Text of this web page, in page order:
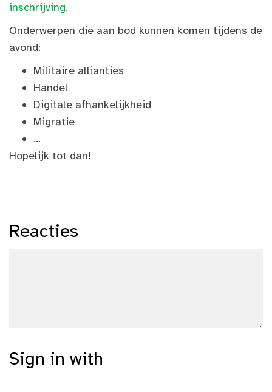
inschrijving.
Onderwerpen die aan bod kunnen komen tijdens de
avond:
Militaire allianties
Handel
Digitale afhankelijkheid
Migratie
...
Hopelijk tot dan!
Reacties
Sign in with